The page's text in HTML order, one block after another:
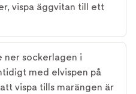
vispa äggvitan till ett
ner sockerlagen i
med elvispen på
vispa tills marängen är